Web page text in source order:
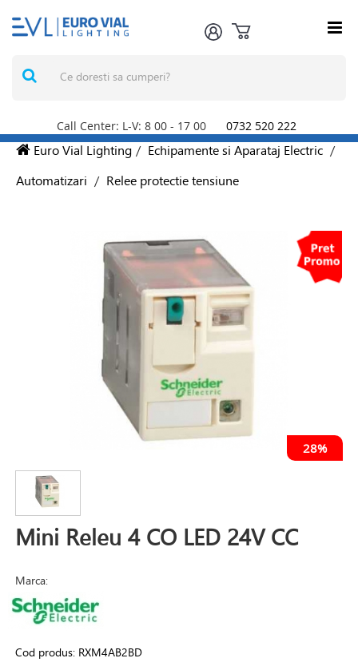
Call Center: L-V: 8 00 - 17 00 0732 520 222
Euro Vial Lighting / Echipamente si Aparataj Electric /
Automatizari / Relee protectie tensiune
28%
Mini Releu 4 CO LED 24V CC
Marca:
Cod produs: RXM4AB2BD